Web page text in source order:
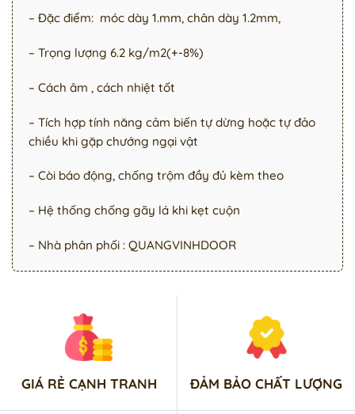
– Đặc điểm: móc dày 1.mm, chân dày 1.2mm,
– Trọng lượng 6.2 kg/m2(+-8%)
– Cách âm , cách nhiệt tốt
– Tích hợp tính năng cảm biến tự dừng hoặc tự đảo
chiều khi gặp chướng ngại vật
– Còi báo động, chống trộm đầy đủ kèm theo
– Hệ thống chống gãy lá khi kẹt cuộn
– Nhà phân phối : QUANGVINHDOOR
GIÁ RẺ CẠNH TRANH ĐẢM BẢO CHẤT LƯỢNG